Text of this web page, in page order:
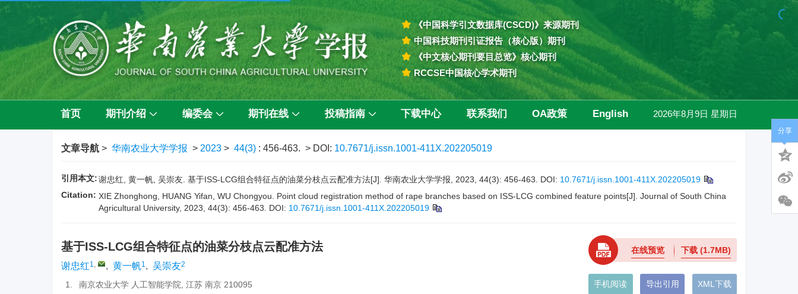
《中国科学引文数据库(CSCD)》来源期刊
中国科技期刊引证报告（核心版）期刊
《中文核心期刊要目总览》核心期刊
RCCSE中国核心学术期刊
首页 期刊介绍 编委会 期刊在线 投稿指南 下载中心 联系我们 OA政策 English 2026年8月9日 星期日
文章导航 > 华南农业大学学报 > 2023 > 44(3) : 456-463. > DOI: 10.7671/j.issn.1001-411X.202205019
引用本文:谢忠红, 黄一帆, 吴崇友. 基于ISS-LCG组合特征点的油菜分枝点云配准方法[J]. 华南农业大学学报, 2023, 44(3): 456-463. DOI: 10.7671/j.issn.1001-411X.202205019
Citation: XIE Zhonghong, HUANG Yifan, WU Chongyou. Point cloud registration method of rape branches based on ISS-LCG combined feature points[J]. Journal of South China
Agricultural University, 2023, 44(3): 456-463.
DOI: 10.7671/j.issn.1001-411X.202205019
基于ISS-LCG组合特征点的油菜分枝点云配准方法
谢忠红1, , 黄一帆1, 吴崇友2
1.
南京农业大学 人工智能学院, 江苏 南京 210095
在线预览 下载 (1.7MB)
手机阅读 导出引用 XML下载
分享